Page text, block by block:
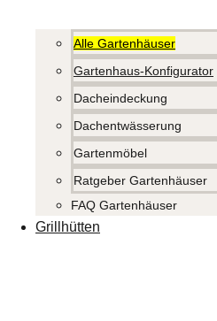
Alle Gartenhäuser
Gartenhaus-Konfigurator
Dacheindeckung
Dachentwässerung
Gartenmöbel
Ratgeber Gartenhäuser
FAQ Gartenhäuser
Grillhütten